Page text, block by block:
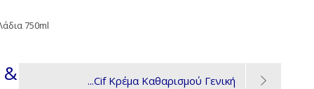
750ml
Cif Κρέμα Καθαρισμού Γενική...
&